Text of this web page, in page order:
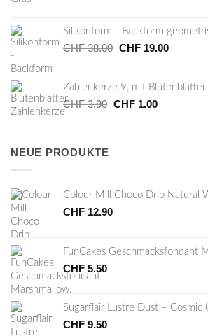
CHF 5.20CHF 2.60.
Silikonform - Backform
CHF38.00 Ursprünglicher
CHF 38.00
CHF19.00Aktueller
CHF
Zahlenkerze 9, mit Blütenblätter
CHF3.90 Ursprünglicher
CHF1.00Aktueller
NEUE PRODUKTE
Colour Mill Choco Drip Natural
CHF 12.90
FunCakes Geschmacksfondant
CHF 5.50
Sugarflair Lustre Dust –
CHF 9.50